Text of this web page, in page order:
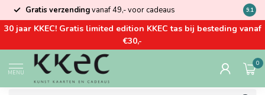
Gratis verzendingvanaf 49,- voor cadeaus Kom
9.1
30 jaar KKEC! Gratis limited edition KKEC tas bij besteding vanaf
€30,-
MENU
0